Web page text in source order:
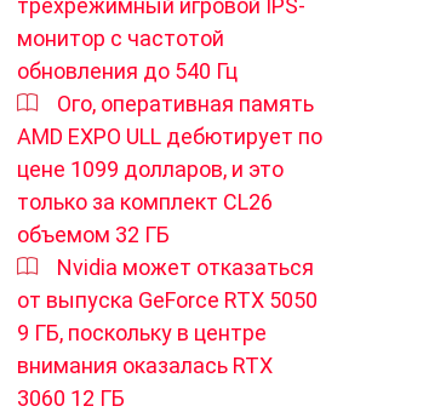
трехрежимный игровой IPS-
монитор с частотой
обновления до 540 Гц
Ого, оперативная память
AMD EXPO ULL дебютирует по
цене 1099 долларов, и это
только за комплект CL26
объемом 32 ГБ
Nvidia может отказаться
от выпуска GeForce RTX 5050
9 ГБ, поскольку в центре
внимания оказалась RTX
3060 12 ГБ